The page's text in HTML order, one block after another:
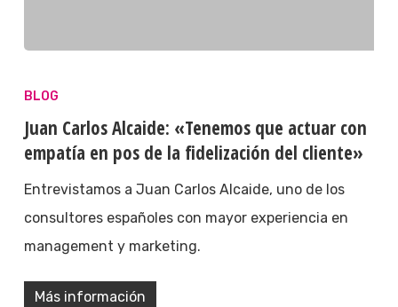
BLOG
Juan Carlos Alcaide: «Tenemos que actuar con
empatía en pos de la fidelización del cliente»
Entrevistamos a Juan Carlos Alcaide, uno de los
consultores españoles con mayor experiencia en
management y marketing.
Más información